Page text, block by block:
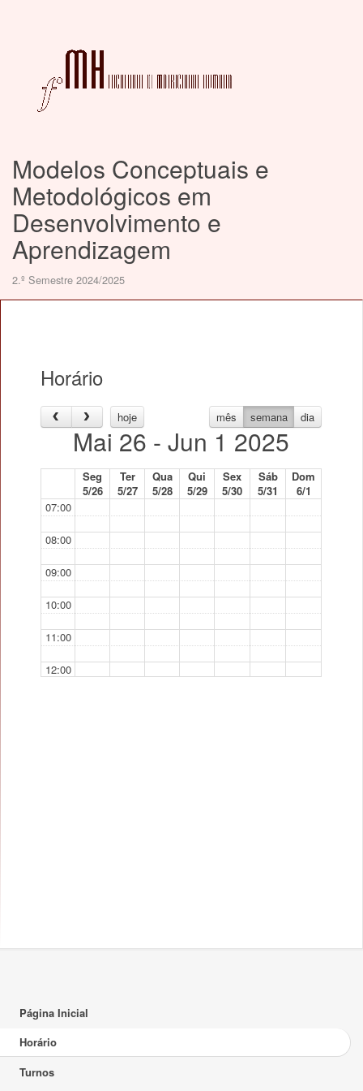
Modelos Conceptuais e
Metodológicos em
Desenvolvimento e
Aprendizagem
2.º Semestre 2024/2025
Horário
hoje mês semana dia
Mai 26 - Jun 1 2025
Seg
5/26
Ter
5/27
Qua
5/28
Qui
5/29
Sex
5/30
Sáb
5/31
Dom
6/1
07:00
08:00
09:00
10:00
11:00
12:00
Página Inicial
Horário
Turnos